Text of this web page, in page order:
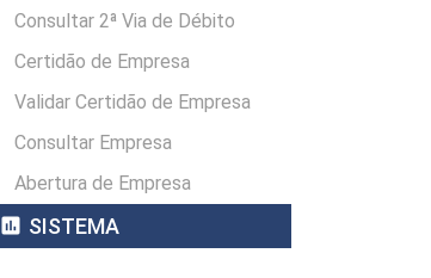
Consultar 2ª Via de Débito
Certidão de Empresa
Validar Certidão de Empresa
Consultar Empresa
Abertura de Empresa
assessment SISTEMA